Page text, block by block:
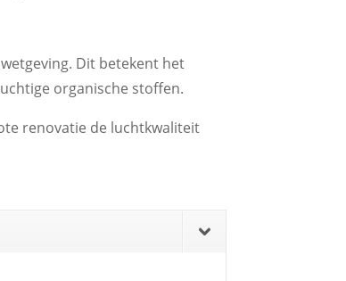
Dit betekent het
organische stoffen.
renovatie de luchtkwaliteit